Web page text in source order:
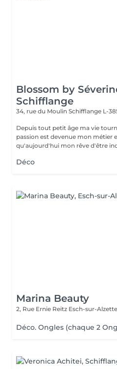
Blossom by
Schifflange
34, rue du Moulin Schifflange L-
Depuis tout petit âge ma vie
passion est devenue mon métier
qu'aujourd'hui mon rêve d'être
Déco
Marina Beauty
2, Rue Ernie Reitz Esch-sur-Alzette
Déco. Ongles (chaque 2